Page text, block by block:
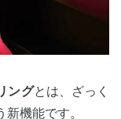
ングとは、ざっく
新機能です。